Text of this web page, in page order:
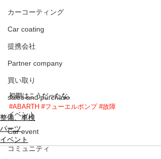
カーコーティング
Car coating
提携会社
Partner company
買い取り
sales and purchase
イベント
Car event
コミュニティ
初期はこうだったな。
#ABARTH #フューエルポンプ #故障
整備、車検
パーツ
イベント